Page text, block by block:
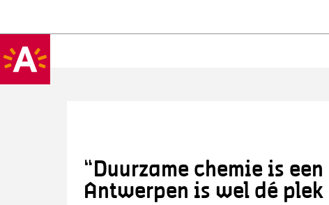
“Duurzame chemie is
Antwerpen is wel dé plek